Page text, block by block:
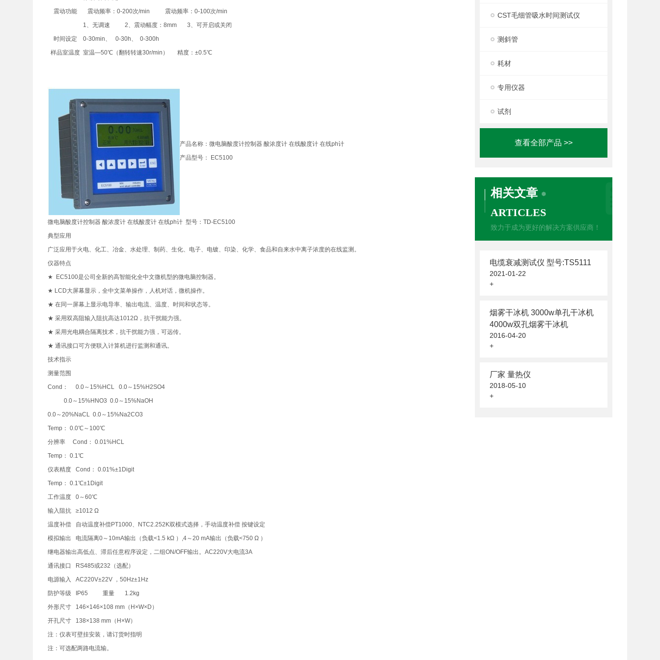
CST毛细管吸水时间测试仪
测斜管
耗材
专用仪器
试剂
查看全部产品 >>
相关文章
ARTICLES
致力于成为更好的解决方案供应商！
电缆衰减测试仪 型号:TS5111
2021-01-22
+
烟雾干冰机 3000w单孔干冰机
4000w双孔烟雾干冰机
2016-04-20
+
厂家 量热仪
2018-05-10
+
震动功能
震动频率：0-200次/min
震动频率：0-100次/min
1、无调速 2、震动幅度：8mm 3、可开启或关闭
时间设定
0-30min、 0-30h、 0-300h
样品室温度 室温—50℃（翻转转速30r/min） 精度：±0.5℃
产品名称：微电脑酸度计控制器 酸浓度计 在线酸度计 在线ph计
产品型号： EC5100
微电脑酸度计控制器 酸浓度计 在线酸度计 在线ph计 型号：TD-EC5100
典型应用
广泛应用于火电、化工、冶金、水处理、制药、生化、电子、电镀、印染、化学、食品和自来水中离子浓度的在线监测。
仪器特点
★ EC5100是公司全新的高智能化全中文微机型的微电脑控制器。
★ LCD大屏幕显示，全中文菜单操作，人机对话，微机操作。
★ 在同一屏幕上显示电导率、输出电流、温度、时间和状态等。
★ 采用双高阻输入阻抗高达1012Ω，抗干扰能力强。
★ 采用光电耦合隔离技术，抗干扰能力强，可远传。
★ 通讯接口可方便联入计算机进行监测和通讯。
技术指示
测量范围
Cond： 0.0～15%HCL 0.0～15%H2SO4
0.0～15%HNO3 0.0～15%NaOH
0.0～20%NaCL 0.0～15%Na2CO3
Temp： 0.0℃～100℃
分辨率 Cond： 0.01%HCL
Temp： 0.1℃
仪表精度 Cond： 0.01%±1Digit
Temp： 0.1℃±1Digit
工作温度 0～60℃
输入阻抗 ≥1012 Ω
温度补偿 自动温度补偿PT1000、NTC2.252K双模式选择，手动温度补偿 按键设定
模拟输出 电流隔离0～10mA输出（负载<1.5 kΩ ）,4～20 mA输出（负载<750 Ω ）
继电器输出高低点、滞后任意程序设定，二组ON/OFF输出。AC220V大电流3A
通讯接口 RS485或232（选配）
电源输入 AC220V±22V ，50Hz±1Hz
防护等级 IP65 重量 1.2kg
外形尺寸 146×146×108 mm（H×W×D）
开孔尺寸 138×138 mm（H×W）
注：仪表可壁挂安装，请订货时指明
注：可选配两路电流输。